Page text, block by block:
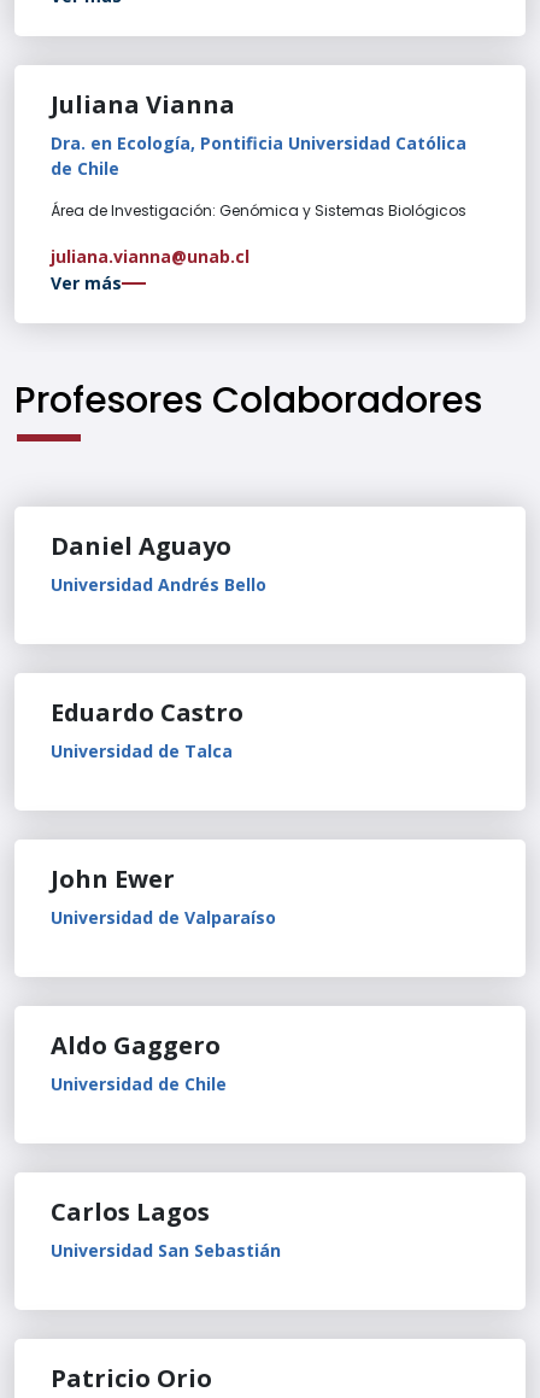
Juliana Vianna
Dra. en Ecología, Pontificia Universidad Católica
de Chile
Área de Investigación: Genómica y Sistemas Biológicos
juliana.vianna@unab.cl
Ver más
Profesores Colaboradores
Daniel Aguayo
Universidad Andrés Bello
Eduardo Castro
Universidad de Talca
John Ewer
Universidad de Valparaíso
Aldo Gaggero
Universidad de Chile
Carlos Lagos
Universidad San Sebastián
Patricio Orio